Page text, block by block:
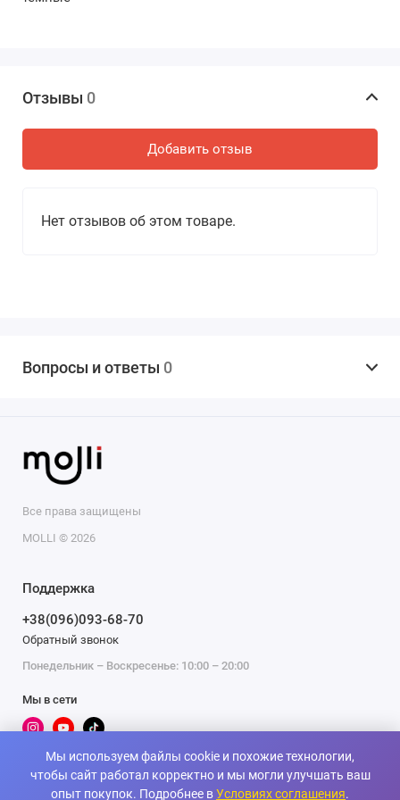
Отзывы 0
Добавить отзыв
Нет отзывов об этом товаре.
Вопросы и ответы 0
Все права защищены
MOLLI © 2026
Поддержка
+38(096)093-68-70
Обратный звонок
Понедельник – Воскресенье: 10:00 – 20:00
Мы в сети
Мы используем файлы cookie и похожие технологии,
чтобы сайт работал корректно и мы могли улучшать ваш
опыт покупок. Подробнее вУсловиях соглашения.